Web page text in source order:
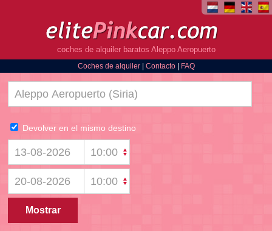
coches de alquiler baratos Aleppo Aeropuerto
Coches de alquiler| Contacto| FAQ
Devolver en el mismo destino